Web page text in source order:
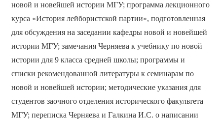
новой и новейшей истории МГУ; программа лекционного
курса «История лейбористской партии», подготовленная
для обсуждения на заседании кафедры новой и новейшей
истории МГУ; замечания Черняева к учебнику по новой
истории для 9 класса средней школы; программы и
списки рекомендованной литературы к семинарам по
новой и новейшей истории; методические указания для
студентов заочного отделения исторического факультета
МГУ; переписка Черняева и Галкина И.С. о написании